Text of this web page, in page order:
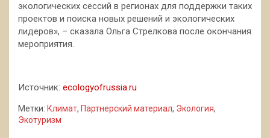
экологических сессий в регионах для поддержки таких
проектов и поиска новых решений и экологических
лидеров», – сказала Ольга Стрелкова после окончания
мероприятия.
Источник: ecologyofrussia.ru
Метки: Климат, Партнерский материал, Экология,
Экотуризм